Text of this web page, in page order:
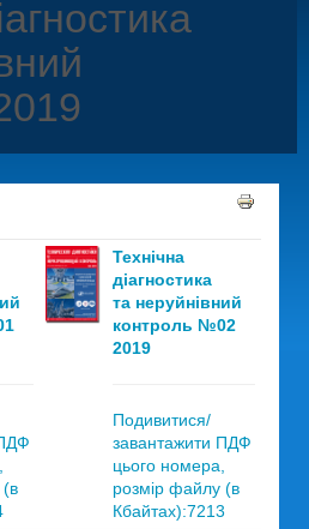
(в
Технічна
діагностика
та неруйнівний
контроль №02
2019
Подивитися/
завантажити ПДФ
цього номера,
розмір файлу (в
Кбайтах):7213